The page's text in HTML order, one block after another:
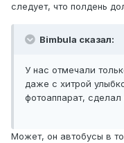
следует, что полдень
Bimbula сказал:
У нас отмечали
даже с хитрой
фотоаппарат,
Может, он автобусы в